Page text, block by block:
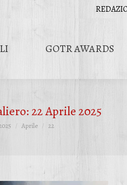
GOTR AWARDS
22 Aprile 2025
Aprile 22